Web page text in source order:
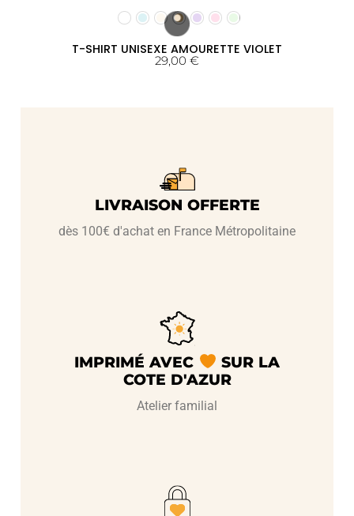
T-SHIRT UNISEXE AMOURETTE VIOLET
29,00 €
LIVRAISON OFFERTE
dès 100€ d'achat en France Métropolitaine
IMPRIMÉ AVEC
SUR LA
COTE D'AZUR
Atelier familial